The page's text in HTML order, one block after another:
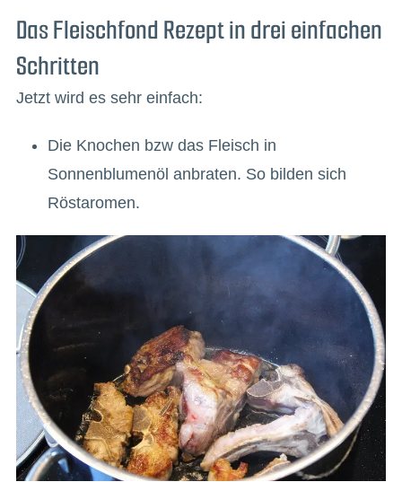
Das Fleischfond Rezept in drei einfachen
Schritten
Jetzt wird es sehr einfach:
Die Knochen bzw das Fleisch in
Sonnenblumenöl anbraten. So bilden sich
Röstaromen.